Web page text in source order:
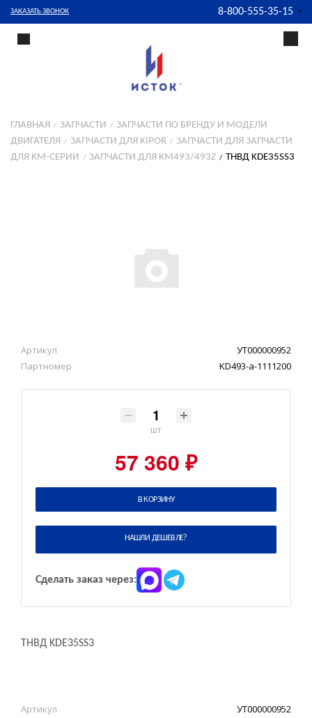
ЗАКАЗАТЬ ЗВОНОК 8-800-555-35-15
ГЛАВНАЯ ЗАПЧАСТИ
ЗАПЧАСТИ ПО БРЕНДУ И МОДЕЛИ
ДВИГАТЕЛЯ
ЗАПЧАСТИ ДЛЯ KIPOR
ЗАПЧАСТИ ДЛЯ ЗАПЧАСТИ
ДЛЯ KM-СЕРИИ
ЗАПЧАСТИ ДЛЯ KM493/493Z ТНВД KDE35SS3
Артикул
УТ000000952
Партномер
KD493-a-1111200
шт
57 360 ₽
В КОРЗИНУ
НАШЛИ ДЕШЕВЛЕ?
Сделать заказ через:
ТНВД KDE35SS3
Артикул
УТ000000952